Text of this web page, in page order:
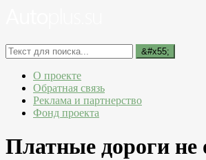
О проекте
Обратная связь
Реклама и партнерство
Фонд проекта
Платные дороги не